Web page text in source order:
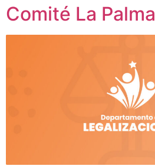
Comité La Palma